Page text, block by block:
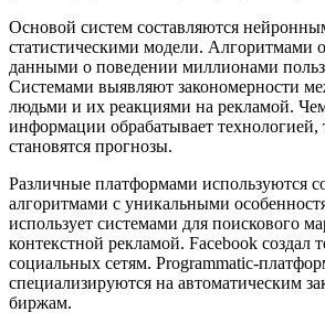
Основой систем составляются
статистическими модели. Алгоритмами
данными о поведении миллионами
Системами выявляют закономерности
людьми и их реакциями на рекламой.
информации обрабатывает
становятся прогнозы.
Различные платформами используются
алгоритмами с уникальными
использует системами для поискового
контекстной рекламой. Facebook создал
социальных сетям. Programmatic-
специализируются на автоматическим
биржам.